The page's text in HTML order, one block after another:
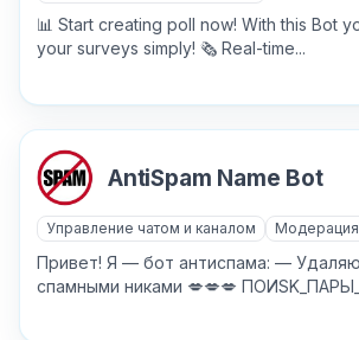
📊 Start creating poll now! With this Bot
your surveys simply! 🗞 Real-time...
AntiSpam Name Bot
Управление чатом и каналом Модерация
Привет! Я — бот антиспама: —
спамными никами 💋💋💋